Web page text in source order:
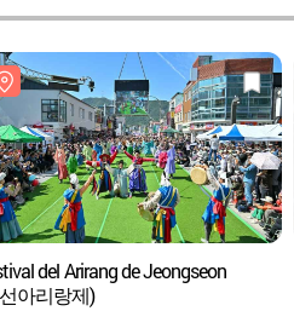
del Arirang de Jeongseon
아리랑제)